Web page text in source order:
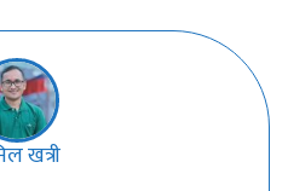
खत्री